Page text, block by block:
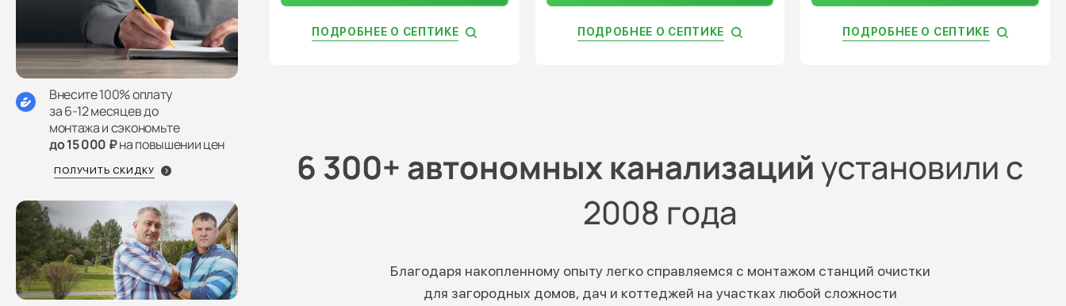
Внесите 100% оплату
за 6-12 месяцев до
монтажа и сэкономьте
до 15 000 ₽на повышении цен
ПОЛУЧИТЬ СКИДКУ
ПОДРОБНЕЕ О СЕПТИКЕ ПОДРОБНЕЕ О СЕПТИКЕ ПОДРОБНЕЕ О СЕПТИКЕ
6 300+ автономных канализацийустановили с
2008 года
Благодаря накопленному опыту легко справляемся с монтажом станций очистки
для загородных домов, дач и коттеджей на участках любой сложности